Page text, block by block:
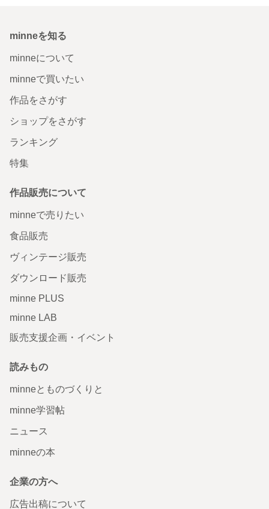
minneを知る
minneについて
minneで買いたい
作品をさがす
ショップをさがす
ランキング
特集
作品販売について
minneで売りたい
食品販売
ヴィンテージ販売
ダウンロード販売
minne PLUS
minne LAB
販売支援企画・イベント
読みもの
minneとものづくりと
minne学習帖
ニュース
minneの本
企業の方へ
広告出稿について